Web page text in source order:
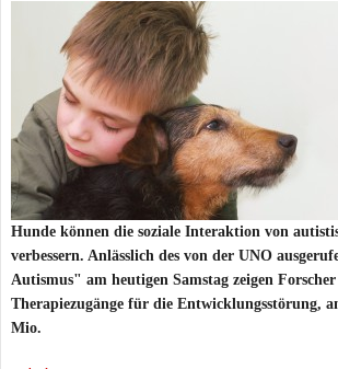
Hunde können die soziale Interaktion von
verbessern. Anlässlich des von der UNO
Autismus" am heutigen Samstag zeigen Forscher
Therapiezugänge für die Entwicklungsstörung,
Mio.